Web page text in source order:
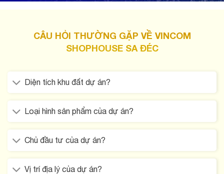
CÂU HỎI THƯỜNG GẶP VỀ VINCOM
SHOPHOUSE SA ĐÉC
Diện tích khu đất dự án?
Loại hình sản phẩm của dự án?
Chủ đầu tư của dự án?
Vị trí địa lý của dự án?